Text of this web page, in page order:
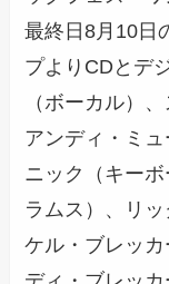
最終日8月10日
プよりCDとデ
（ボーカル）
アンディ・ミ
ニック（キー
ラムス）、リ
ケル・ブレッ